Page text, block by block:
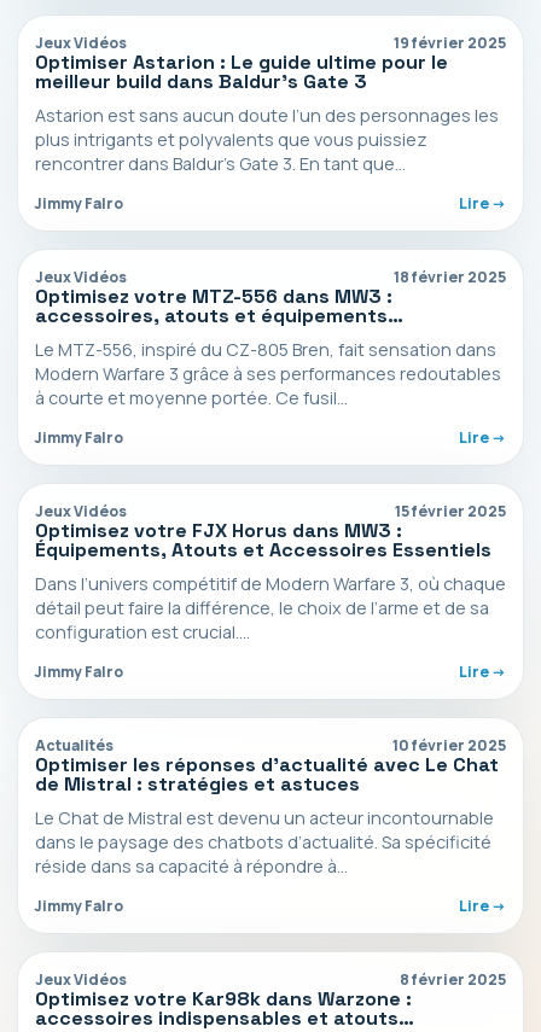
Jeux Vidéos 19 février 2025
Optimiser Astarion : Le guide ultime pour le
meilleur build dans Baldur’s Gate 3
Astarion est sans aucun doute l’un des personnages les
plus intrigants et polyvalents que vous puissiez
rencontrer dans Baldur’s Gate 3. En tant que…
Jimmy Falro Lire ->
Jeux Vidéos 18 février 2025
Optimisez votre MTZ-556 dans MW3 :
accessoires, atouts et équipements
Le MTZ-556, inspiré du CZ-805 Bren, fait sensation dans
Modern Warfare 3 grâce à ses performances redoutables
à courte et moyenne portée. Ce fusil…
Jimmy Falro Lire ->
Jeux Vidéos 15 février 2025
Optimisez votre FJX Horus dans MW3 :
Équipements, Atouts et Accessoires Essentiels
Dans l’univers compétitif de Modern Warfare 3, où chaque
détail peut faire la différence, le choix de l’arme et de sa
configuration est crucial.…
Jimmy Falro Lire ->
Actualités 10 février 2025
Optimiser les réponses d’actualité avec Le Chat
de Mistral : stratégies et astuces
Le Chat de Mistral est devenu un acteur incontournable
dans le paysage des chatbots d’actualité. Sa spécificité
réside dans sa capacité à répondre à…
Jimmy Falro Lire ->
Jeux Vidéos 8 février 2025
Optimisez votre Kar98k dans Warzone :
accessoires indispensables et atouts